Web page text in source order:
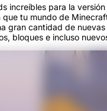
increíbles para la
que tu mundo de
gran cantidad de nuevas
bloques e incluso